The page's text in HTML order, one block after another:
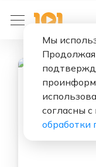
Мы
Продолжая
согласны
обработки